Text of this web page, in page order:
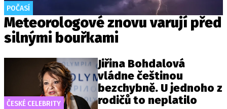
POČASÍ
Meteorologové znovu varují před
silnými bouřkami
ČESKÉ CELEBRITY
Jiřina Bohdalová
vládne češtinou
bezchybně. U jednoho z
rodičů to neplatilo